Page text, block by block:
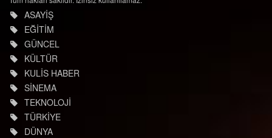
Tüm hakları saklıdır. İzinsiz kullanılamaz.
ASAYİŞ
EĞİTİM
GÜNCEL
KÜLTÜR
KULİS HABER
SİNEMA
TEKNOLOJİ
TÜRKİYE